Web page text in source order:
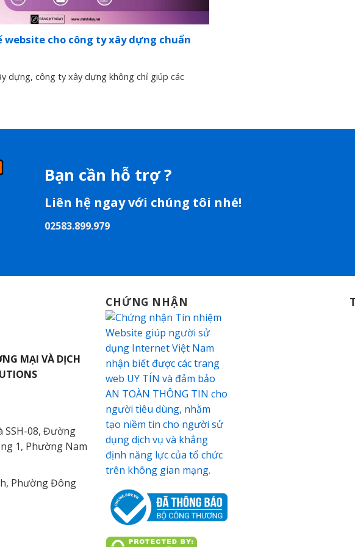
website cho công ty xây dựng chuẩn
dựng, công ty xây dựng không chỉ giúp các
Bạn cần hỗ trợ ?
Liên hệ ngay với chúng tôi nhé!
02583.899.979
MẠI VÀ DỊCH
SSH-08, Đường
1, Phường Nam
Phường Đông
CHỨNG NHẬN